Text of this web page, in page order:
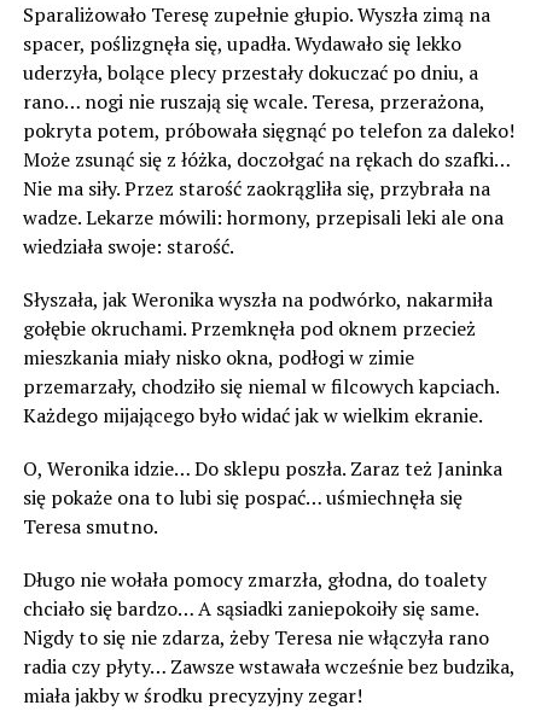
Sparaliżowało Teresę zupełnie głupio. Wyszła zimą na
spacer, poślizgnęła się, upadła. Wydawało się lekko
uderzyła, bolące plecy przestały dokuczać po dniu, a
rano… nogi nie ruszają się wcale. Teresa, przerażona,
pokryta potem, próbowała sięgnąć po telefon za daleko!
Może zsunąć się z łóżka, doczołgać na rękach do szafki…
Nie ma siły. Przez starość zaokrągliła się, przybrała na
wadze. Lekarze mówili: hormony, przepisali leki ale ona
wiedziała swoje: starość.
Słyszała, jak Weronika wyszła na podwórko, nakarmiła
gołębie okruchami. Przemknęła pod oknem przecież
mieszkania miały nisko okna, podłogi w zimie
przemarzały, chodziło się niemal w filcowych kapciach.
Każdego mijającego było widać jak w wielkim ekranie.
O, Weronika idzie… Do sklepu poszła. Zaraz też Janinka
się pokaże ona to lubi się pospać… uśmiechnęła się
Teresa smutno.
Długo nie wołała pomocy zmarzła, głodna, do toalety
chciało się bardzo… A sąsiadki zaniepokoiły się same.
Nigdy to się nie zdarza, żeby Teresa nie włączyła rano
radia czy płyty… Zawsze wstawała wcześnie bez budzika,
miała jakby w środku precyzyjny zegar!